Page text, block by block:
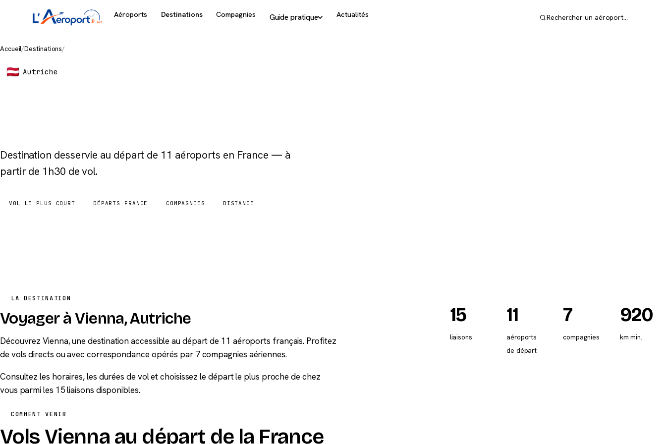
Aéroports Destinations Compagnies Guide pratique Actualités Rechercher un aéroport…
Accueil/Destinations/
Autriche
Destination desservie au départ de 11 aéroports en France — à
partir de 1h30 de vol.
VOL LE PLUS COURT DÉPARTS FRANCE COMPAGNIES DISTANCE
LA DESTINATION
Voyager à Vienna, Autriche
Découvrez Vienna, une destination accessible au départ de 11 aéroports français. Profitez
de vols directs ou avec correspondance opérés par 7 compagnies aériennes.
Consultez les horaires, les durées de vol et choisissez le départ le plus proche de chez
vous parmi les 15 liaisons disponibles.
15
liaisons
11
aéroports
de départ
7
compagnies
920
km min.
COMMENT VENIR
Vols Vienna au départ de la France